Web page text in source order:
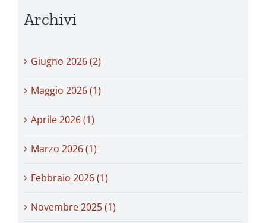
Archivi
Giugno 2026 (2)
Maggio 2026 (1)
Aprile 2026 (1)
Marzo 2026 (1)
Febbraio 2026 (1)
Novembre 2025 (1)